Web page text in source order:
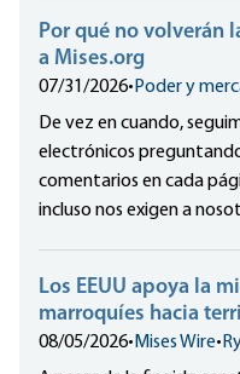
Por qué no volverán
a Mises.org
07/31/2026• Poder y
De vez en cuando,
electrónicos
comentarios en cada
incluso nos exigen a
Los EEUU apoya la
marroquíes hacia
08/05/2026• Mises Wire•